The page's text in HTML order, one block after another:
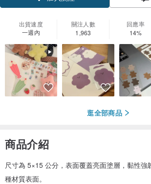
出貨速度
一週內
關注人數
1,963
回應率
14%
逛全部商品
商品介紹
尺寸為 5×15 公分，表面覆蓋亮面塗層，黏性強
種材質表面。